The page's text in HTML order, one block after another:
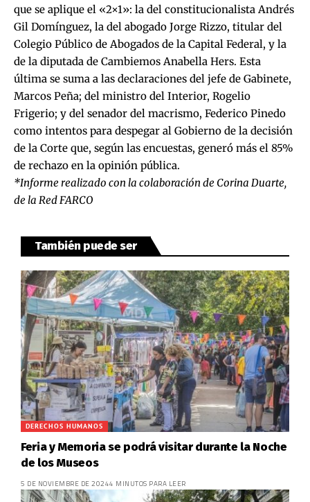
que se aplique el «2×1»: la del constitucionalista Andrés
Gil Domínguez, la del abogado Jorge Rizzo, titular del
Colegio Público de Abogados de la Capital Federal, y la
de la diputada de Cambiemos Anabella Hers. Esta
última se suma a las declaraciones del jefe de Gabinete,
Marcos Peña; del ministro del Interior, Rogelio
Frigerio; y del senador del macrismo, Federico Pinedo
como intentos para despegar al Gobierno de la decisión
de la Corte que, según las encuestas, generó más el 85%
de rechazo en la opinión pública.
*Informe realizado con la colaboración de Corina Duarte,
de la Red FARCO
También puede ser
DERECHOS HUMANOS
Feria y Memoria se podrá visitar durante la Noche
de los Museos
5 DE NOVIEMBRE DE 20244 MINUTOS PARA LEER